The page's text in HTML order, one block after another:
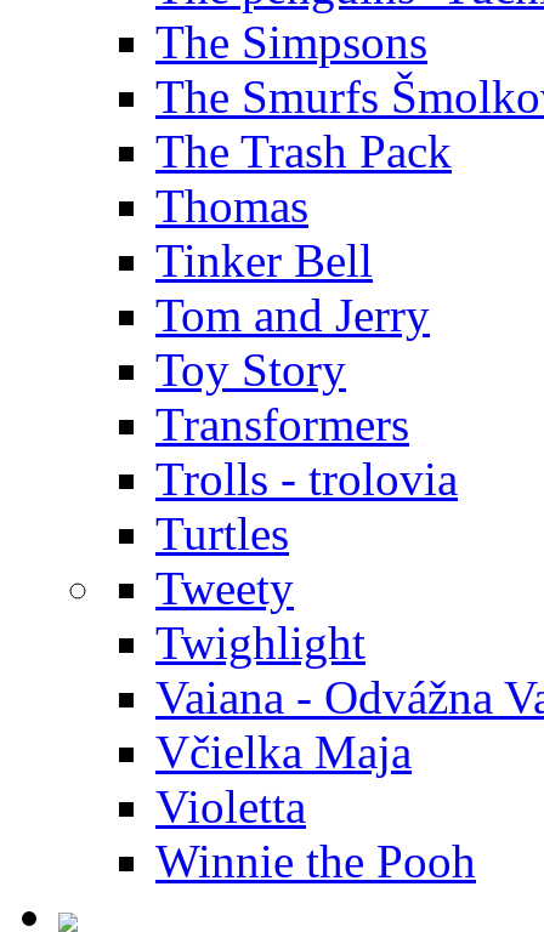
The Simpsons
The Smurfs
The Trash Pack
Thomas
Tinker Bell
Tom and Jerry
Toy Story
Transformers
Trolls - trolovia
Turtles
Tweety
Twighlight
Vaiana - Odvážna
Včielka Maja
Violetta
Winnie the Pooh